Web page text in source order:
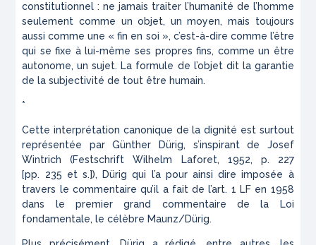
constitutionnel : ne jamais traiter l’humanité de l’homme
seulement comme un objet, un moyen, mais toujours
aussi comme une « fin en soi », c’est-à-dire comme l’être
qui se fixe à lui-même ses propres fins, comme un être
autonome, un sujet. La formule de l’objet dit la garantie
de la subjectivité de tout être humain.
*
Cette interprétation canonique de la dignité est surtout
représentée par Günther Dürig, s’inspirant de Josef
Wintrich (Festschrift Wilhelm Laforet, 1952, p. 227
[pp. 235 et s.]), Dürig qui l’a pour ainsi dire imposée à
travers le commentaire qu’il a fait de l’art. 1 LF en 1958
dans le premier grand commentaire de la Loi
fondamentale, le célèbre Maunz/Dürig.